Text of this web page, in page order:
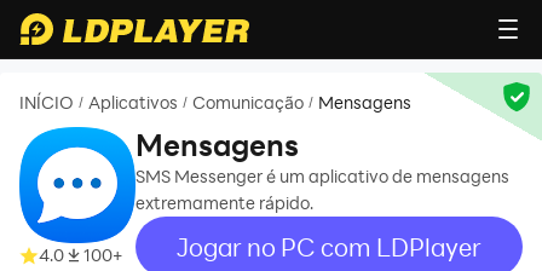
INÍCIO / Aplicativos / Comunicação / Mensagens
4.0 100+
Mensagens
SMS Messenger é um aplicativo de mensagens
extremamente rápido.
Jogar no PC com LDPlayer